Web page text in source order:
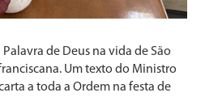
de Deus na vida de São
Um texto do Ministro
a toda a Ordem na festa de